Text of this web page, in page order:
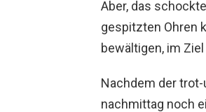
Aber, das
gespitzten Ohren
bewältigen, im
Nachdem der
nachmittag noch